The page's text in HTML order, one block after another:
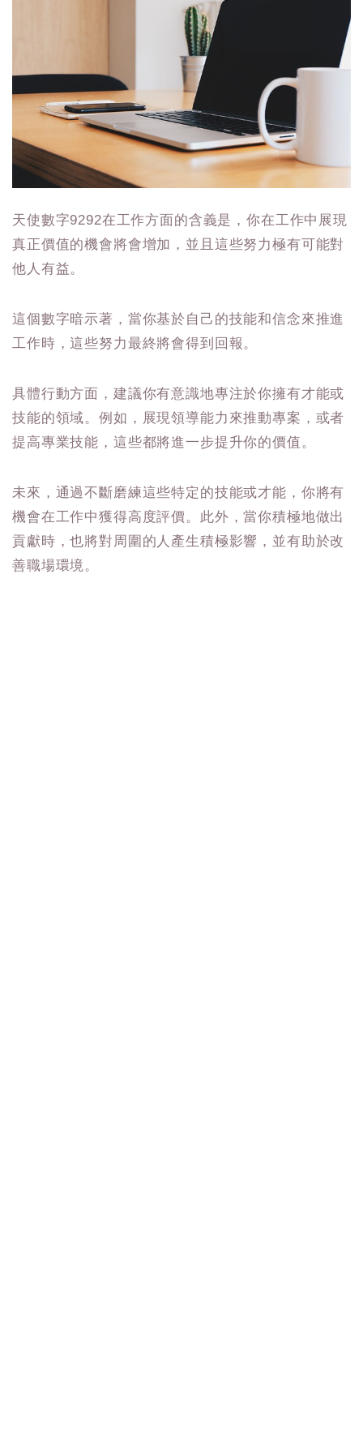
天使數字9292在工作方面的含義是，你在工作中展現
真正價值的機會將會增加，並且這些努力極有可能對
他人有益。
這個數字暗示著，當你基於自己的技能和信念來推進
工作時，這些努力最終將會得到回報。
具體行動方面，建議你有意識地專注於你擁有才能或
技能的領域。例如，展現領導能力來推動專案，或者
提高專業技能，這些都將進一步提升你的價值。
未來，通過不斷磨練這些特定的技能或才能，你將有
機會在工作中獲得高度評價。此外，當你積極地做出
貢獻時，也將對周圍的人產生積極影響，並有助於改
善職場環境。